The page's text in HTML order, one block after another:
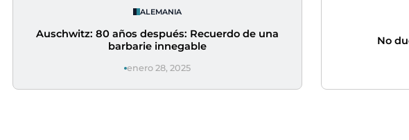
ALEMANIA
Auschwitz: 80 años después: Recuerdo de una
barbarie innegable
enero 28, 2025
No